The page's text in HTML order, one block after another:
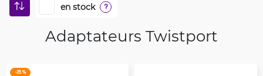
en stock ?
Adaptateurs Twistport
-25 %